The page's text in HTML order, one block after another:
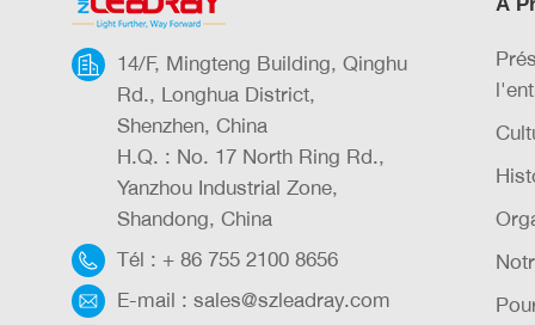
14/F, Mingteng Building, Qinghu
Rd., Longhua District,
Shenzhen, China
H.Q. : No. 17 North Ring Rd.,
Yanzhou Industrial Zone,
Shandong, China
Tél : + 86 755 2100 8656
E-mail : sales@szleadray.com